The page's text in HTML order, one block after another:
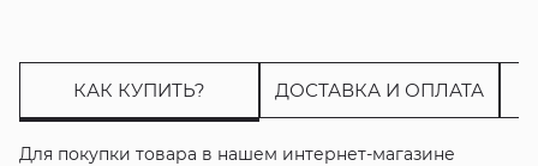
КАК КУПИТЬ? ДОСТАВКА И ОПЛАТА
Для покупки товара в нашем интернет-магазине